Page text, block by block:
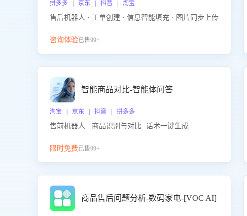
拼多多 | 京东 | 抖音 | 淘宝
售后机器人 · 工单创建 · 信息智能填充 · 图片同步上传
咨询体验已售99+
智能商品对比-智能体问答
淘宝 | 京东 | 抖音 | 拼多多
售前机器人 · 商品识别与对比 ·话术一键生成
限时免费已售99+
商品售后问题分析-数码家电-[VOC AI]